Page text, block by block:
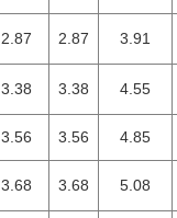
2.87 2.87 3.91
3.38 3.38 4.55
3.56 3.56 4.85
3.68 3.68 5.08